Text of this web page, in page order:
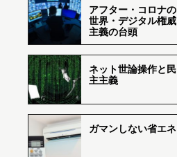
アフター・コロナの
世界・デジタル権威
主義の台頭
ネット世論操作と民
主主義
ガマンしない省エネ